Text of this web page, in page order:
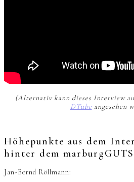
(Alternativ kann dieses Interview
DTube angesehen
Höhepunkte aus dem
hinter dem
Jan-Bernd Röllmann: